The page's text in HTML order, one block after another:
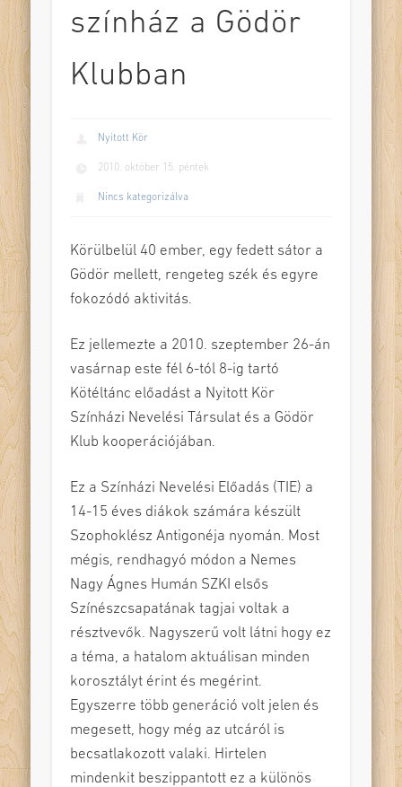
színház a Gödör
Klubban
Nyitott Kör
2010. október 15. péntek
Nincs kategorizálva
Körülbelül 40 ember, egy fedett sátor a
Gödör mellett, rengeteg szék és egyre
fokozódó aktivitás.
Ez jellemezte a 2010. szeptember 26-án
vasárnap este fél 6-tól 8-ig tartó
Kötéltánc előadást a Nyitott Kör
Színházi Nevelési Társulat és a Gödör
Klub kooperációjában.
Ez a Színházi Nevelési Előadás (TIE) a
14-15 éves diákok számára készült
Szophoklész Antigonéja nyomán. Most
mégis, rendhagyó módon a Nemes
Nagy Ágnes Humán SZKI elsős
Színészcsapatának tagjai voltak a
résztvevők. Nagyszerű volt látni hogy ez
a téma, a hatalom aktuálisan minden
korosztályt érint és megérint.
Egyszerre több generáció volt jelen és
megesett, hogy még az utcáról is
becsatlakozott valaki. Hirtelen
mindenkit beszippantott ez a különös